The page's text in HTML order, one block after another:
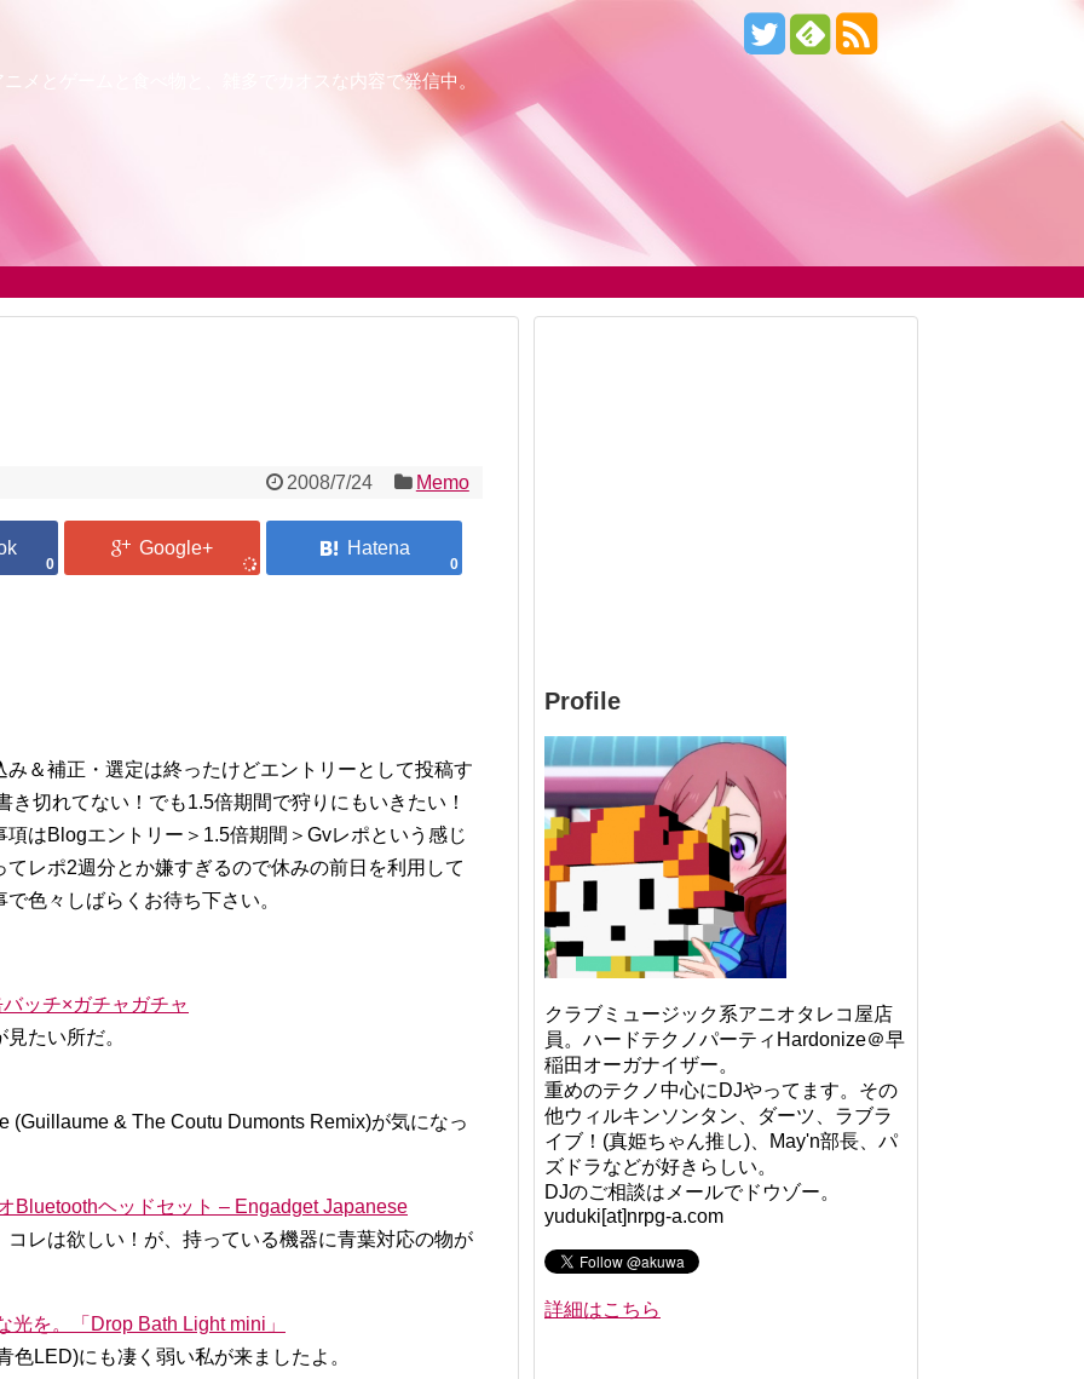
メとゲームと食べ物と、雑多でカオスな内容で発信中。
2008/7/24 Memo
0 0
＆補正・選定は終ったけどエントリーとして投稿す
切れてない！でも1.5倍期間で狩りにもいきたい！
はBlogエントリー＞1.5倍期間＞Gvレポという感じ
レポ2週分とか嫌すぎるので休みの前日を利用して
色々しばらくお待ち下さい。
ッチ×ガチャガチャ
たい所だ。
(Guillaume & The Coutu Dumonts Remix)が気になっ
Bluetoothヘッドセット – Engadget Japanese
レは欲しい！が、持っている機器に青葉対応の物が
を。「Drop Bath Light mini」
LED)にも凄く弱い私が来ましたよ。
Profile
クラブミュージック系アニオタレコ屋店
員。ハードテクノパーティHardonize＠早
稲田オーガナイザー。
重めのテクノ中心にDJやってます。その
他ウィルキンソンタン、ダーツ、ラブラ
イブ！(真姫ちゃん推し)、May'n部長、パ
ズドラなどが好きらしい。
DJのご相談はメールでドウゾー。
yuduki[at]nrpg-a.com
詳細はこちら